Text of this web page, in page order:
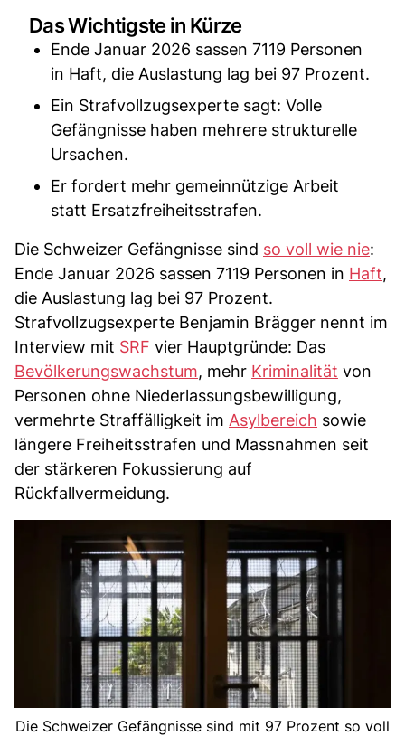
Das Wichtigste in Kürze
Ende Januar 2026 sassen 7119 Personen
in Haft, die Auslastung lag bei 97 Prozent.
Ein Strafvollzugsexperte sagt: Volle
Gefängnisse haben mehrere strukturelle
Ursachen.
Er fordert mehr gemeinnützige Arbeit
statt Ersatzfreiheitsstrafen.
Die Schweizer Gefängnisse sind so voll wie nie:
Ende Januar 2026 sassen 7119 Personen in Haft,
die Auslastung lag bei 97 Prozent.
Strafvollzugsexperte Benjamin Brägger nennt im
Interview mit SRF vier Hauptgründe: Das
Bevölkerungswachstum, mehr Kriminalität von
Personen ohne Niederlassungsbewilligung,
vermehrte Straffälligkeit im Asylbereich sowie
längere Freiheitsstrafen und Massnahmen seit
der stärkeren Fokussierung auf
Rückfallvermeidung.
Die Schweizer Gefängnisse sind mit 97 Prozent so voll